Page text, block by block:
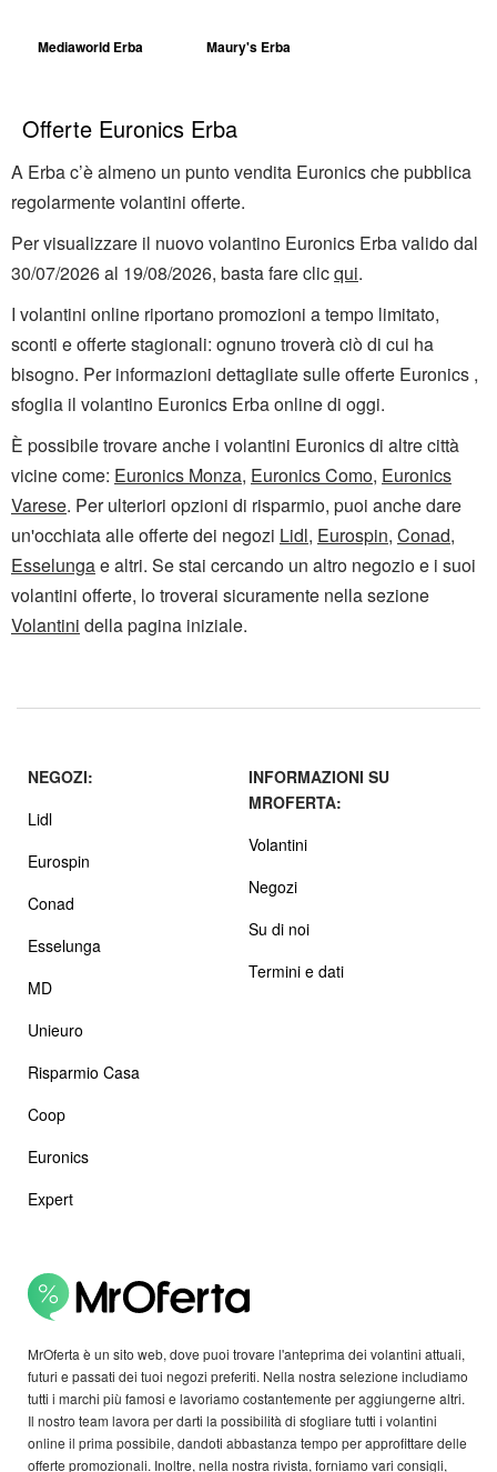
Mediaworld Erba Maury's Erba
Offerte Euronics Erba
A Erba c’è almeno un punto vendita Euronics che pubblica
regolarmente volantini offerte.
Per visualizzare il nuovo volantino Euronics Erba valido dal
30/07/2026 al 19/08/2026, basta fare clicqui.
I volantini online riportano promozioni a tempo limitato,
sconti e offerte stagionali: ognuno troverà ciò di cui ha
bisogno. Per informazioni dettagliate sulle offerte Euronics ,
sfoglia il volantino Euronics Erba online di oggi.
È possibile trovare anche i volantini Euronics di altre città
vicine come: Euronics Monza, Euronics Como, Euronics
Varese. Per ulteriori opzioni di risparmio, puoi anche dare
un'occhiata alle offerte dei negozi Lidl, Eurospin, Conad,
Esselungae altri. Se stai cercando un altro negozio e i suoi
volantini offerte, lo troverai sicuramente nella sezione
Volantini della pagina iniziale.
MrOferta è un sito web, dove puoi trovare l'anteprima dei volantini attuali,
futuri e passati dei tuoi negozi preferiti. Nella nostra selezione includiamo
tutti i marchi più famosi e lavoriamo costantemente per aggiungerne altri.
Il nostro team lavora per darti la possibilità di sfogliare tutti i volantini
online il prima possibile, dandoti abbastanza tempo per approfittare delle
offerte promozionali. Inoltre, nella nostra rivista, forniamo vari consigli,
NEGOZI:
Lidl
Eurospin
Conad
Esselunga
MD
Unieuro
Risparmio Casa
Coop
Euronics
Expert
INFORMAZIONI SU
MROFERTA:
Volantini
Negozi
Su di noi
Termini e dati